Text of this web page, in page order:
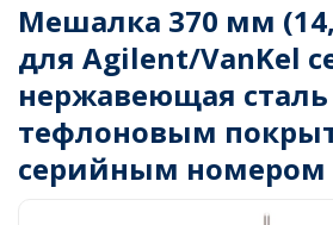
Мешалка 370 мм
для Agilent/VanKel
нержавеющая сталь
тефлоновым
серийным номером